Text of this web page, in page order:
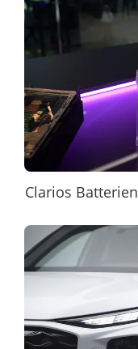
Clarios Batterien